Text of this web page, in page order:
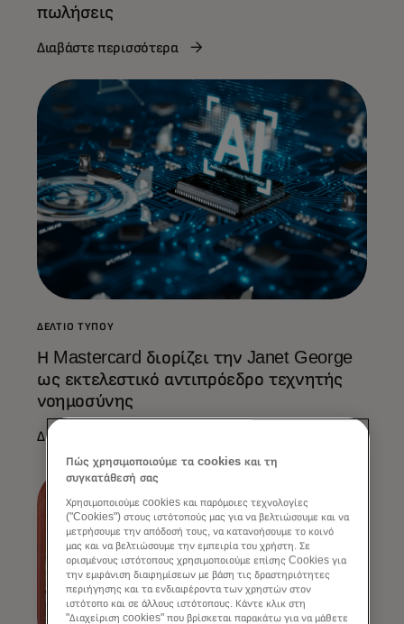
πωλήσεις
Διαβάστε περισσότερα
ΔΕΛΤΊΟ ΤΎΠΟΥ
Η Mastercard διορίζει την Janet George
ως εκτελεστικό αντιπρόεδρο τεχνητής
νοημοσύνης
Διαβάστε περισσότερα
Πώς χρησιμοποιούμε τα cookies και τη
συγκατάθεσή σας
Χρησιμοποιούμε cookies και παρόμοιες τεχνολογίες
("Cookies") στους ιστότοπούς μας για να βελτιώσουμε και να
μετρήσουμε την απόδοσή τους, να κατανοήσουμε το κοινό
μας και να βελτιώσουμε την εμπειρία του χρήστη. Σε
ορισμένους ιστότοπους χρησιμοποιούμε επίσης Cookies για
την εμφάνιση διαφημίσεων με βάση τις δραστηριότητες
περιήγησης και τα ενδιαφέροντα των χρηστών στον
ιστότοπο και σε άλλους ιστότοπους. Κάντε κλικ στη
"Διαχείριση cookies" που βρίσκεται παρακάτω για να μάθετε